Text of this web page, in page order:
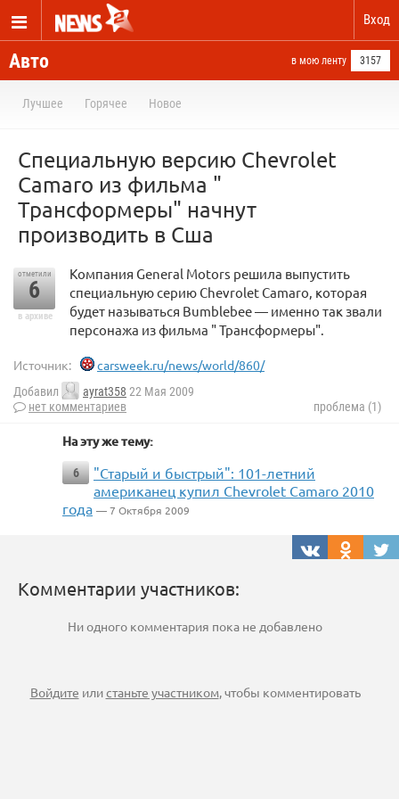
Вход
Авто в мою ленту 3157
Лучшее Горячее Новое
Cпециальную версию Chevrolet
Camaro из фильма "
Трансформеры" начнут
производить в Сша
отметили
6
в архиве
Компания General Motors решила выпустить
специальную серию Chevrolet Camaro, которая
будет называться Bumblebee — именно так звали
персонажа из фильма " Трансформеры".
Источник: carsweek.ru/news/world/860/
Добавил ayrat358 22 Мая 2009
нет комментариев
проблема (1)
На эту же тему:
6
"Старый и быстрый": 101-летний
американец купил Chevrolet Camaro 2010
года — 7 Октября 2009
Комментарии участников:
Ни одного комментария пока не добавлено
Войдите илистаньте участником, чтобы комментировать